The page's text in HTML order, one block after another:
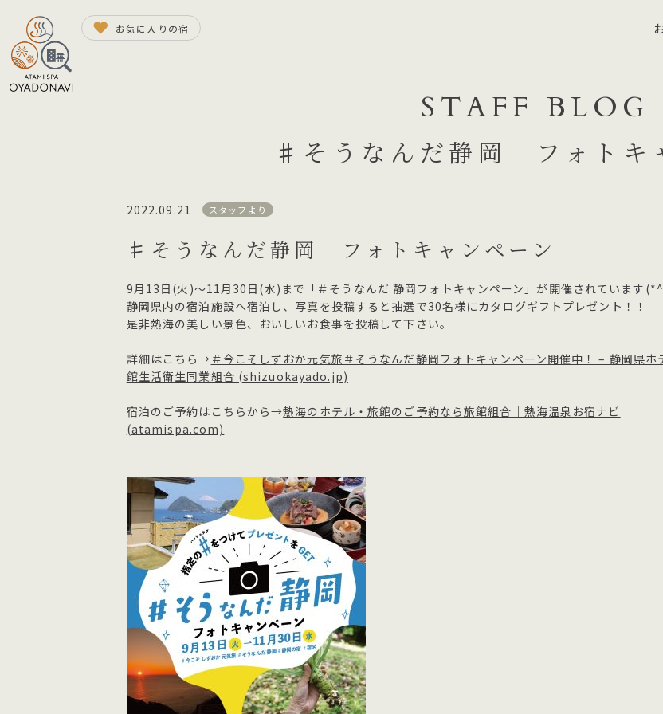
STAFF BLOG
♯そうなんだ静岡 フォトキ
お気に入りの宿
2022.09.21 スタッフより
♯そうなんだ静岡 フォトキャンペーン
9月13日(火)～11月30日(水)まで「＃そうなんだ 静岡フォトキャンペーン」が開催されています
静岡県内の宿泊施設へ宿泊し、写真を投稿すると抽選で30名様にカタログギフトプレゼント！！
是非熱海の美しい景色、おいしいお食事を投稿して下さい。
詳細はこちら→ ＃今こそしずおか元気旅＃そうなんだ静岡フォトキャンペーン開催中！ – 静岡県ホ
館生活衛生同業組合 (shizuokayado.jp)
宿泊のご予約はこちらから→熱海のホテル・旅館のご予約なら旅館組合｜熱海温泉お宿ナビ
(atamispa.com)